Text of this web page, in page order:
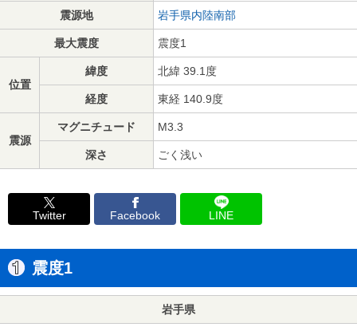
震源地 岩手県内陸南部
最大震度 震度1
位置
緯度 北緯 39.1度
経度 東経 140.9度
震源
マグニチュード M3.3
深さ ごく浅い
Twitter Facebook LINE
震度1
岩手県